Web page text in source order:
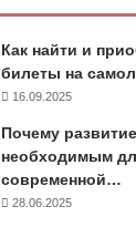
Как найти и
билеты на
16.09.2025
Почему
необходимым
современной…
28.06.2025